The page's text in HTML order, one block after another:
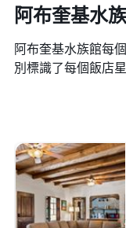
阿布奎基水
阿布奎基水族館​每
別標識了每個飯店